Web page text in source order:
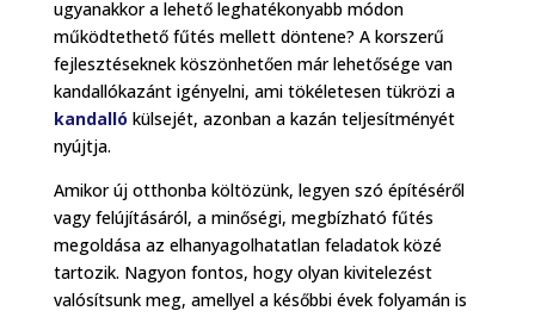
ugyanakkor a lehető leghatékonyabb módon
működtethető fűtés mellett döntene? A korszerű
fejlesztéseknek köszönhetően már lehetősége van
kandallókazánt igényelni, ami tökéletesen tükrözi a
kandalló külsejét, azonban a kazán teljesítményét
nyújtja.
Amikor új otthonba költözünk, legyen szó építéséről
vagy felújításáról, a minőségi, megbízható fűtés
megoldása az elhanyagolhatatlan feladatok közé
tartozik. Nagyon fontos, hogy olyan kivitelezést
valósítsunk meg, amellyel a későbbi évek folyamán is